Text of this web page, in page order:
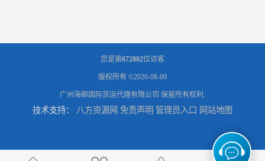
您是第672802位访客
版权所有 ©2026-08-09
广州海邮国际货运代理有限公司 保留所有权利.
技术支持： 八方资源网 免责声明 管理员入口 网站地图